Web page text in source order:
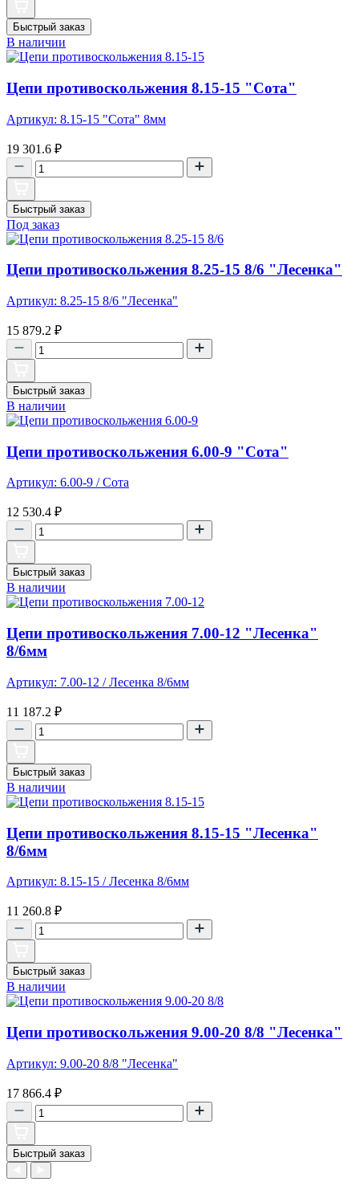
Быстрый заказ
В наличии
Цепи противоскольжения 8.15-15 "Сота"
Артикул: 8.15-15 "Сота" 8мм
19 301.6 ₽
Быстрый заказ
Под заказ
Цепи противоскольжения 8.25-15 8/6 "Лесенка"
Артикул: 8.25-15 8/6 "Лесенка"
15 879.2 ₽
Быстрый заказ
В наличии
Цепи противоскольжения 6.00-9 "Сота"
Артикул: 6.00-9 / Сота
12 530.4 ₽
Быстрый заказ
В наличии
Цепи противоскольжения 7.00-12 "Лесенка"
8/6мм
Артикул: 7.00-12 / Лесенка 8/6мм
11 187.2 ₽
Быстрый заказ
В наличии
Цепи противоскольжения 8.15-15 "Лесенка"
8/6мм
Артикул: 8.15-15 / Лесенка 8/6мм
11 260.8 ₽
Быстрый заказ
В наличии
Цепи противоскольжения 9.00-20 8/8 "Лесенка"
Артикул: 9.00-20 8/8 "Лесенка"
17 866.4 ₽
Быстрый заказ